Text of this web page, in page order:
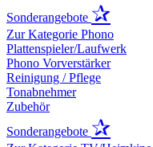
Sonderangebote ✰
Zur Kategorie Phono
Plattenspieler/Laufwerk
Phono Vorverstärker
Reinigung / Pflege
Tonabnehmer
Zubehör
Sonderangebote ✰